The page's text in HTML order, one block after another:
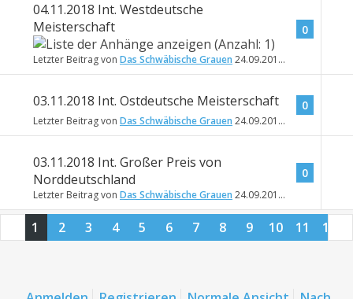
04.11.2018 Int. Westdeutsche
Meisterschaft
Letzter Beitrag von Das Schwäbische Grauen 24.09.2018
0
03.11.2018 Int. Ostdeutsche Meisterschaft
Letzter Beitrag von Das Schwäbische Grauen 24.09.2018
0
03.11.2018 Int. Großer Preis von
Norddeutschland
Letzter Beitrag von Das Schwäbische Grauen 24.09.2018
0
1 2 3 4 5 6 7 8 9 10 11
12